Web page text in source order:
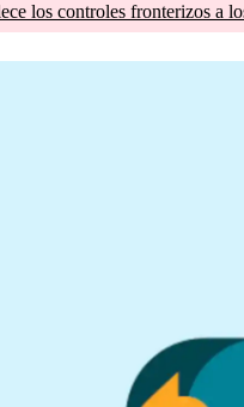
los controles fronterizos a